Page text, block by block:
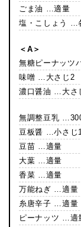
ごま油 …適量
塩・こしょう …
＜A＞
無糖ピーナッツ
味噌 …大さじ2
濃口醤油 …大さ
無調整豆乳
豆板醤 …小さじ
豆苗 …適量
大葉 …適量
香菜 …適量
万能ねぎ …適量
糸唐辛子 …適量
ピーナッツ …適